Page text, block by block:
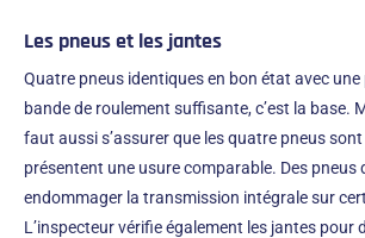
Les pneus et les jantes
Quatre pneus identiques en bon état avec
bande de roulement suffisante, c’est la base.
faut aussi s’assurer que les quatre pneus
présentent une usure comparable. Des pneus
endommager la transmission intégrale sur
L’inspecteur vérifie également les jantes pour